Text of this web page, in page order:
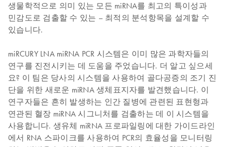
생물학적으로 의미 있는 모든 miRNA를 최고의 특이성과
민감도로 검출할 수 있는 – 최적의 분석항목을 설계할 수
있습니다.
miRCURY LNA miRNA PCR 시스템은 이미 많은 과학자들의
연구를 진전시키는 데 도움을 주었습니다. 더 알고 싶으세
요? 이 팀은 당사의 시스템을 사용하여 골다공증의 조기 진
단을 위한 새로운 miRNA 생체표지자를 발견했습니다. 이
연구자들은 흔히 발생하는 인간 질병에 관련된 표현형과
연관된 혈장 miRNA 시그니처를 검출하는 데 이 시스템을
사용합니다. 생유체 miRNA 프로파일링에 대한 가이드라인
에서 RNA 스파이크를 사용하여 PCR의 효율성을 모니터링